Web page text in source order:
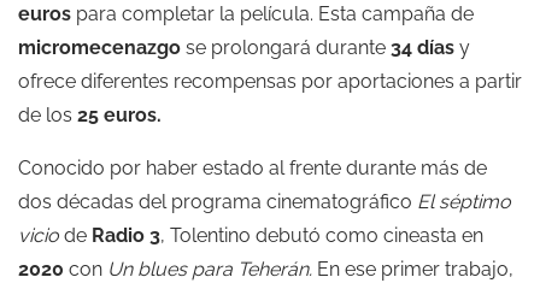
euros para completar la película. Esta campaña de
micromecenazgo se prolongará durante 34 días y
ofrece diferentes recompensas por aportaciones a partir
de los 25 euros.
Conocido por haber estado al frente durante más de
dos décadas del programa cinematográfico El séptimo
vicio de Radio 3, Tolentino debutó como cineasta en
2020 con Un blues para Teherán. En ese primer trabajo,